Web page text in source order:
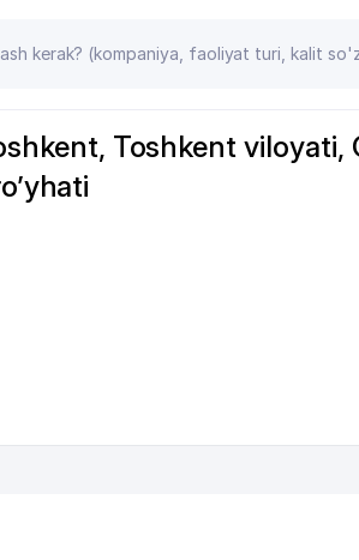
Toshkent